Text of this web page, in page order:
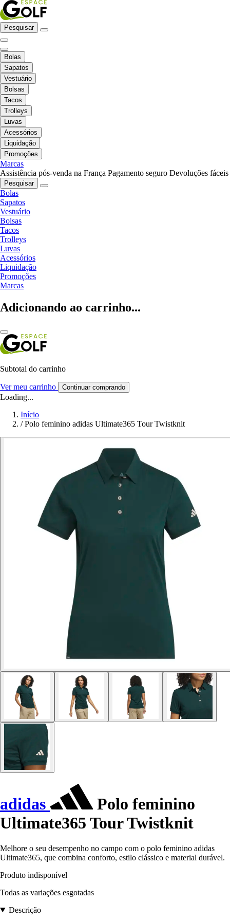
Pesquisar
Bolas
Sapatos
Vestuário
Bolsas
Tacos
Trolleys
Luvas
Acessórios
Liquidação
Promoções
Marcas
Assistência pós-venda na França Pagamento seguro Devoluções fáceis
Pesquisar
Bolas
Sapatos
Vestuário
Bolsas
Tacos
Trolleys
Luvas
Acessórios
Liquidação
Promoções
Marcas
Adicionando ao carrinho...
Subtotal do carrinho
Ver meu carrinho Continuar comprando
Loading...
Início
/ Polo feminino adidas Ultimate365 Tour Twistknit
adidas
Polo feminino
Ultimate365 Tour Twistknit
Melhore o seu desempenho no campo com o polo feminino adidas
Ultimate365, que combina conforto, estilo clássico e material durável.
Produto indisponível
Todas as variações esgotadas
Descrição